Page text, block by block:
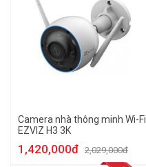
Camera nhà thông minh Wi-Fi
EZVIZ H3 3K
1,420,000đ 2,029,000đ